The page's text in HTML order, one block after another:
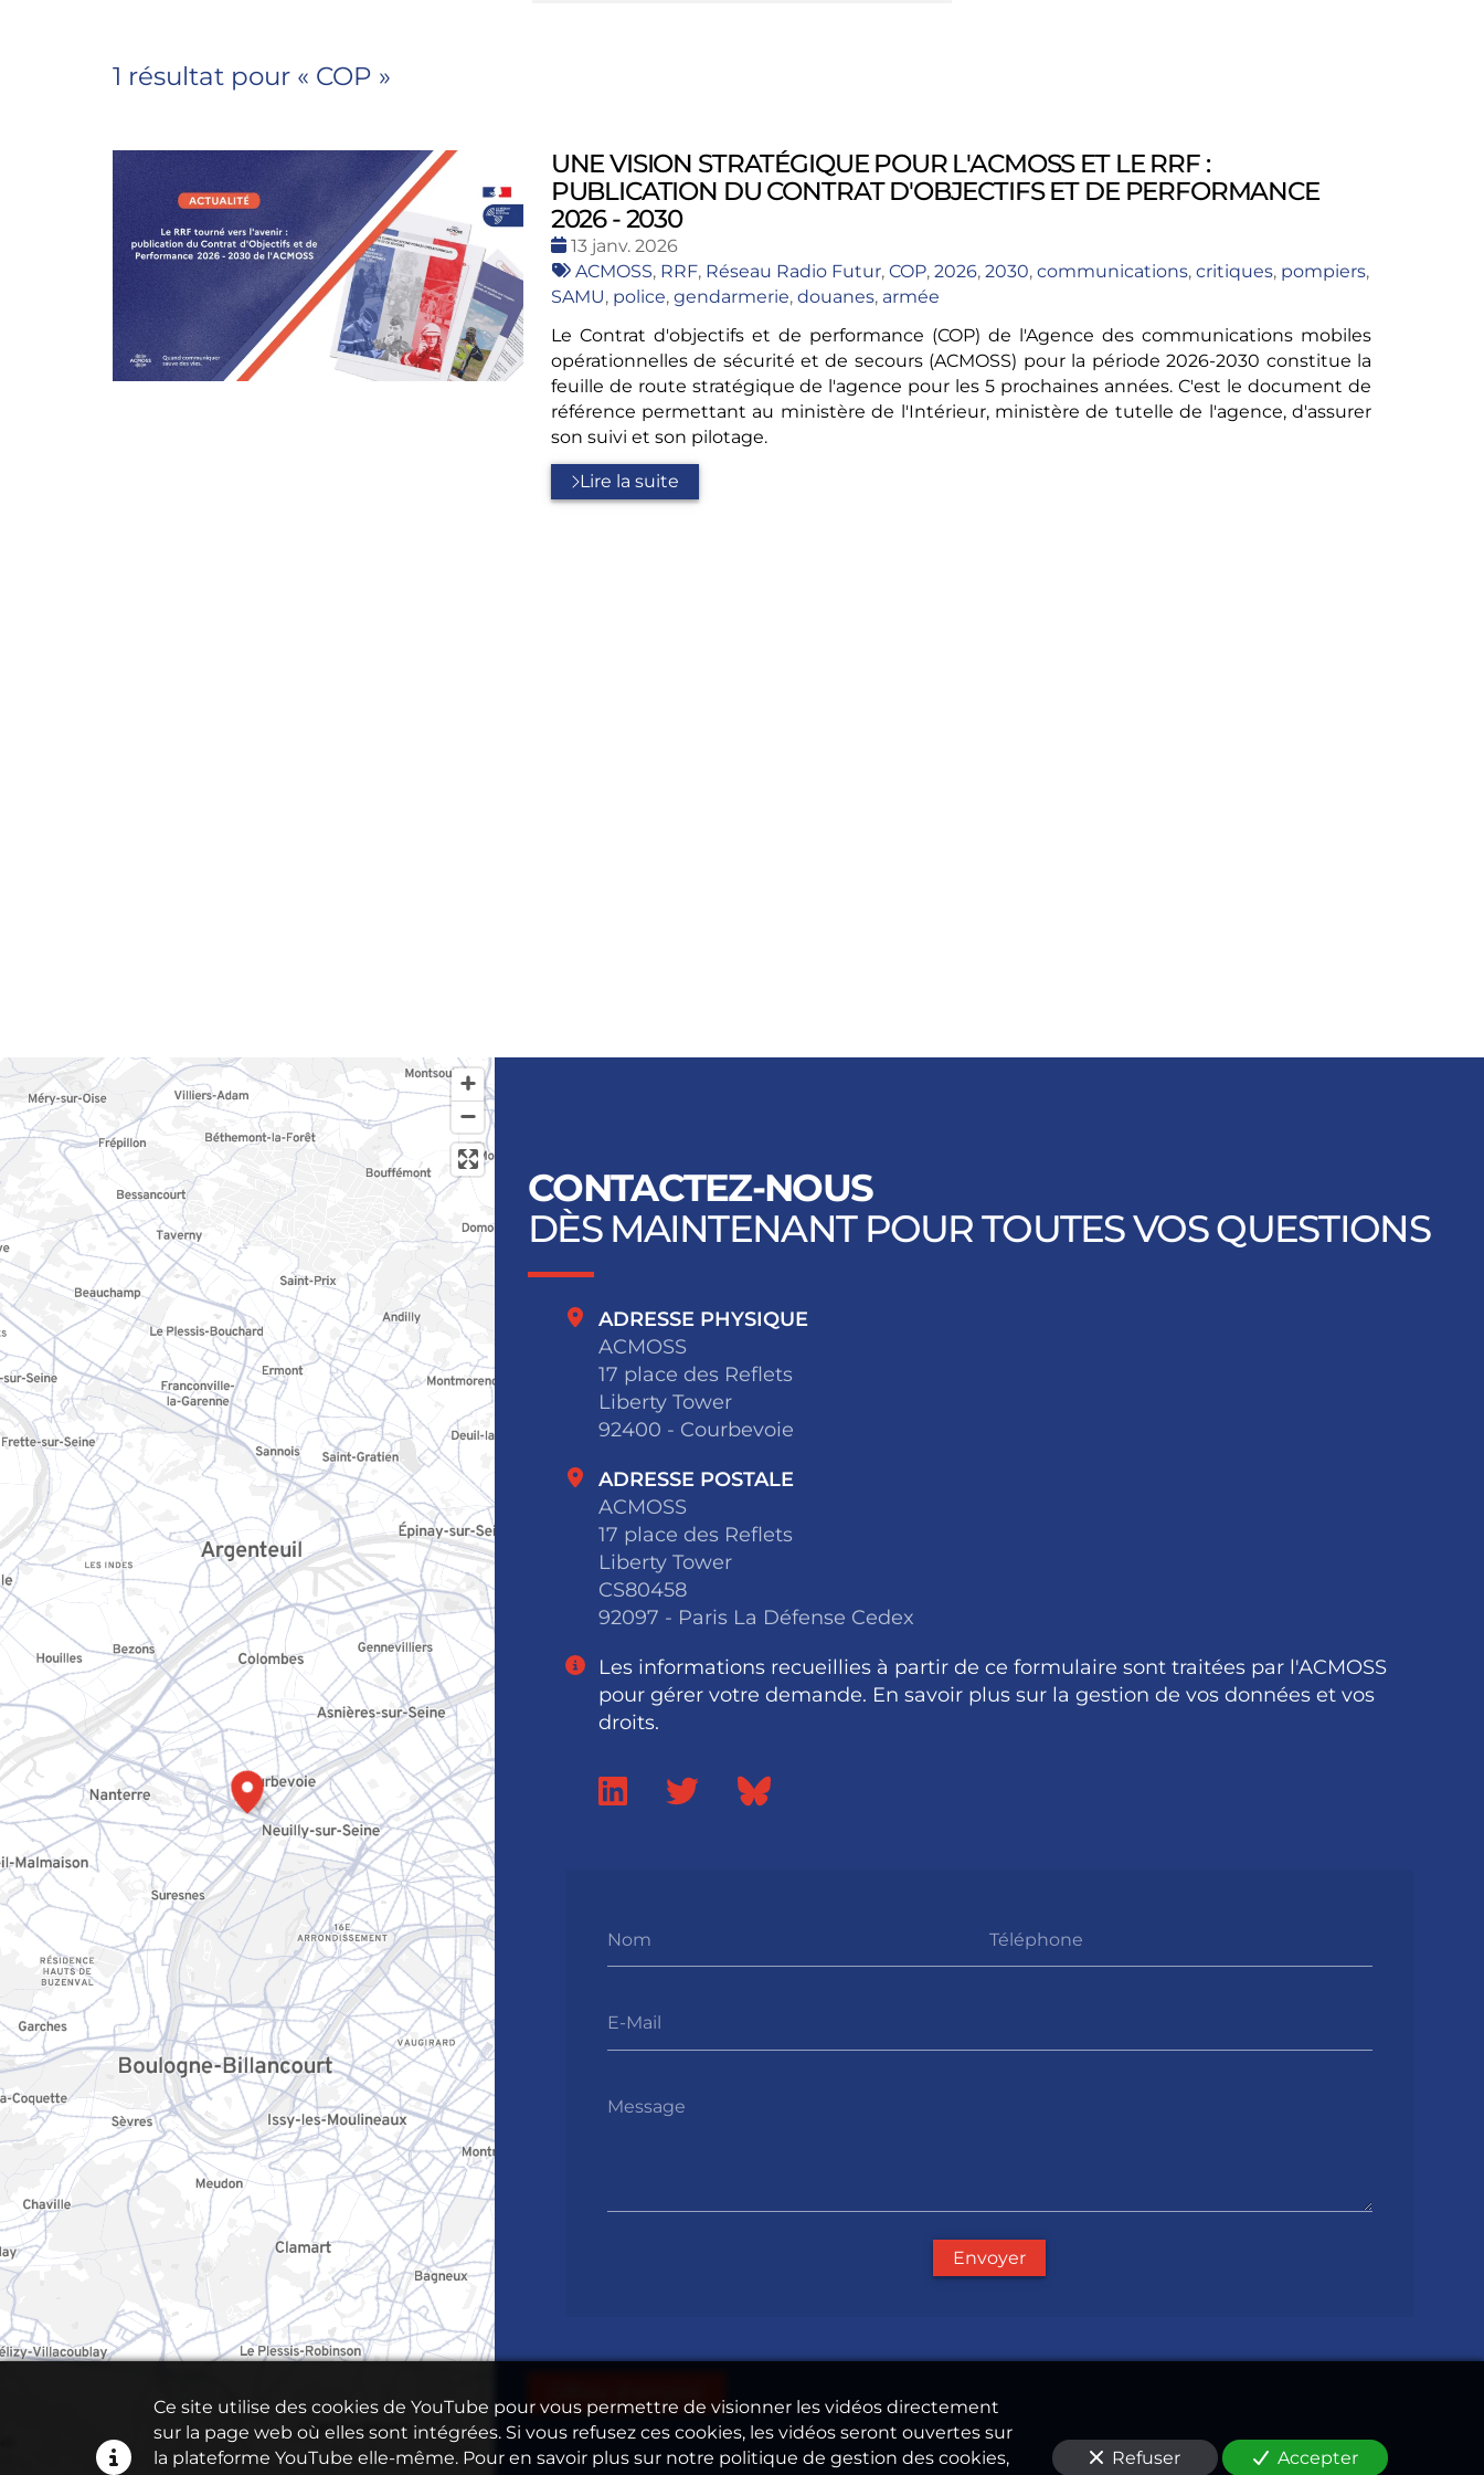
1 résultat pour « COP »
UNE VISION STRATÉGIQUE POUR L'ACMOSS ET LE RRF :
PUBLICATION DU CONTRAT D'OBJECTIFS ET DE PERFORMANCE
2026 - 2030
Date
:
13 janv. 2026
Tags
:
ACMOSS, RRF, Réseau Radio Futur, COP, 2026, 2030, communications, critiques, pompiers,
SAMU, police, gendarmerie, douanes, armée
Le Contrat d'objectifs et de performance (COP) de l'Agence des communications mobiles
opérationnelles de sécurité et de secours (ACMOSS) pour la période 2026-2030 constitue la
feuille de route stratégique de l'agence pour les 5 prochaines années. C'est le document de
référence permettant au ministère de l'Intérieur, ministère de tutelle de l'agence, d'assurer
son suivi et son pilotage.
Lire la suite
CONTACTEZ-NOUS
DÈS MAINTENANT POUR TOUTES VOS QUESTIONS
Nom Téléphone
E-Mail
Message
Envoyer
ADRESSE PHYSIQUE
ACMOSS
17 place des Reflets
Liberty Tower
92400 - Courbevoie
ADRESSE POSTALE
ACMOSS
17 place des Reflets
Liberty Tower
CS80458
92097 - Paris La Défense Cedex
Les informations recueillies à partir de ce formulaire sont traitées par l'ACMOSS
pour gérer votre demande. En savoir plus sur la gestion de vos données et vos
droits.
Ce site utilise des cookies de YouTube pour vous permettre de visionner les vidéos directement
sur la page web où elles sont intégrées. Si vous refusez ces cookies, les vidéos seront ouvertes sur
la plateforme YouTube elle-même. Pour en savoir plus sur notre politique de gestion des cookies,
Refuser Accepter